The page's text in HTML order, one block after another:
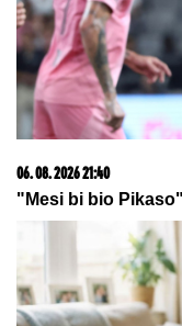
Letnje večeri u
Zašto sve više ljudi
pretvori u druženje